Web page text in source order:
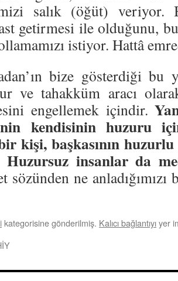
salık (öğüt) veriyor.
getirmesi ile olduğunu, bu
istiyor. Hattâ
bize gösterdiği bu
ve tahakküm aracı
engellemek içindir.
kendisinin huzuru
kişi, başkasının
Huzursuz insanlar da
sözünden ne anladığımızı
kategorisine gönderilmiş. Kalıcı bağlantıyıyer